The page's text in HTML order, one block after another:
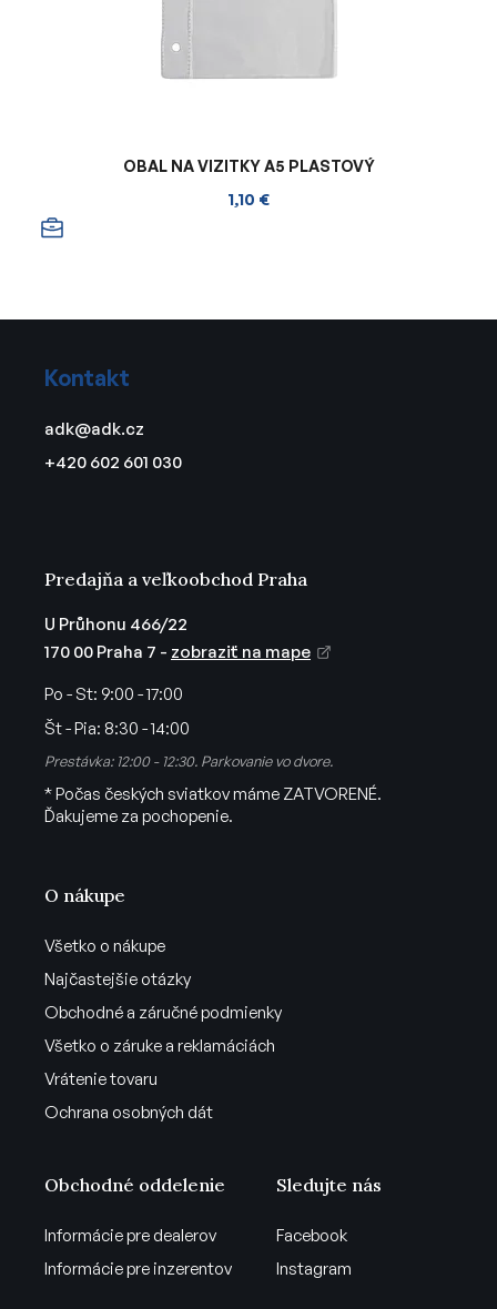
OBAL NA VIZITKY A5 PLASTOVÝ
1,10 €
Kontakt
adk@adk.cz
+420 602 601 030
O nákupe
Všetko o nákupe
Najčastejšie otázky
Obchodné a záručné podmienky
Všetko o záruke a reklamáciách
Vrátenie tovaru
Ochrana osobných dát
Predajňa a veľkoobchod Praha
U Průhonu 466/22
170 00 Praha 7 - zobraziť na mape
Po - St: 9:00 - 17:00
Št - Pia: 8:30 - 14:00
Prestávka: 12:00 - 12:30. Parkovanie vo dvore.
* Počas českých sviatkov máme ZATVORENÉ.
Ďakujeme za pochopenie.
Obchodné oddelenie
Informácie pre dealerov
Informácie pre inzerentov
Sledujte nás
Facebook
Instagram